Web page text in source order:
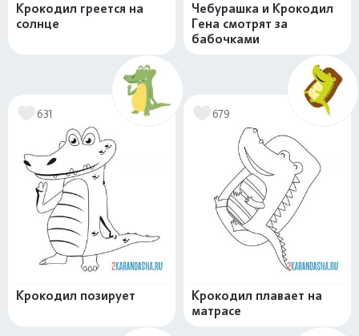
Крокодил греется на
солнце
Чебурашка и Крокодил
Гена смотрят за
бабочками
631
Крокодил позирует
679
Крокодил плавает на
матрасе